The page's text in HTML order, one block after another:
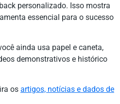
personalizado. Isso mostra
essencial para o sucesso
ainda usa papel e caneta,
demonstrativos e histórico
os artigos, notícias e dados de